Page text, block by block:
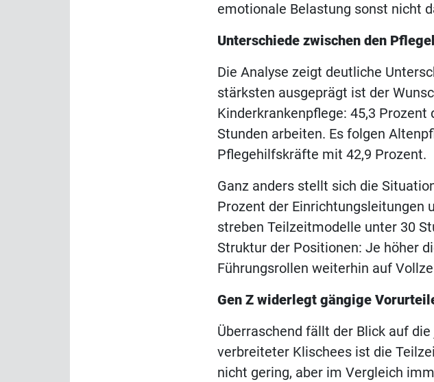
emotionale Belastung sonst nicht
Unterschiede zwischen den
Die Analyse zeigt deutliche
stärksten ausgeprägt ist der
Kinderkrankenpflege: 45,3
Stunden arbeiten. Es folgen
Pflegehilfskräfte mit 42,9 Prozent.
Ganz anders stellt sich die
Prozent der Einrichtungsleitungen
streben Teilzeitmodelle unter 30
Struktur der Positionen: Je höher
Führungsrollen weiterhin auf
Gen Z widerlegt gängige
Überraschend fällt der Blick auf
verbreiteter Klischees ist die
nicht gering, aber im Vergleich